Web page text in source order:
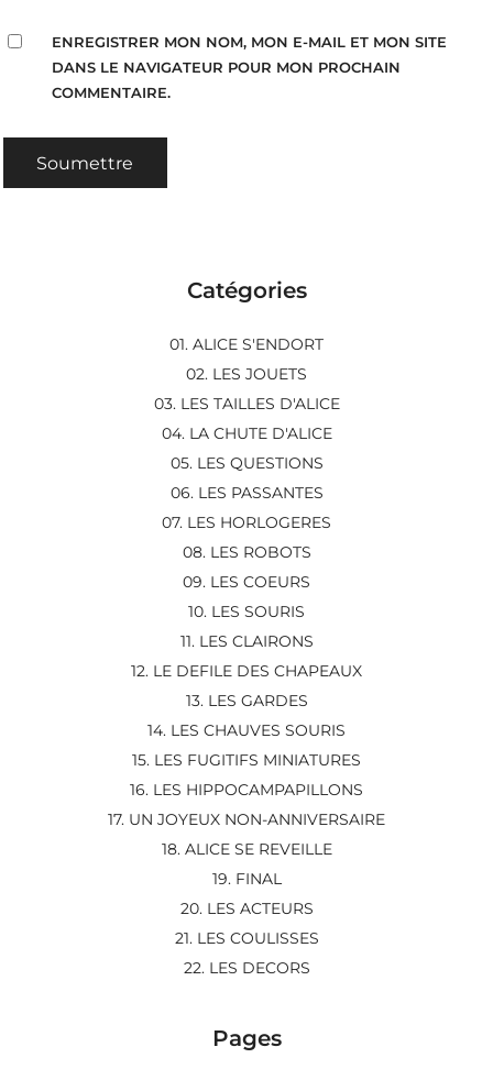
ENREGISTRER MON NOM, MON E-MAIL ET MON SITE
DANS LE NAVIGATEUR POUR MON PROCHAIN
COMMENTAIRE.
Catégories
01. ALICE S'ENDORT
02. LES JOUETS
03. LES TAILLES D'ALICE
04. LA CHUTE D'ALICE
05. LES QUESTIONS
06. LES PASSANTES
07. LES HORLOGERES
08. LES ROBOTS
09. LES COEURS
10. LES SOURIS
11. LES CLAIRONS
12. LE DEFILE DES CHAPEAUX
13. LES GARDES
14. LES CHAUVES SOURIS
15. LES FUGITIFS MINIATURES
16. LES HIPPOCAMPAPILLONS
17. UN JOYEUX NON-ANNIVERSAIRE
18. ALICE SE REVEILLE
19. FINAL
20. LES ACTEURS
21. LES COULISSES
22. LES DECORS
Pages